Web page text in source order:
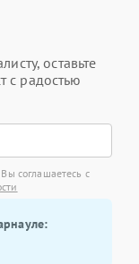
оставьте
с радостью
соглашаетесь с